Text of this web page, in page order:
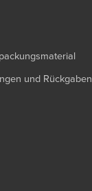
und Rückgaben